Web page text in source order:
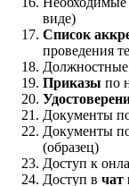
виде)
Список
проведения
Должностные
Приказы по
Документы
Документы
(образец)
Доступ к
Доступ в чат